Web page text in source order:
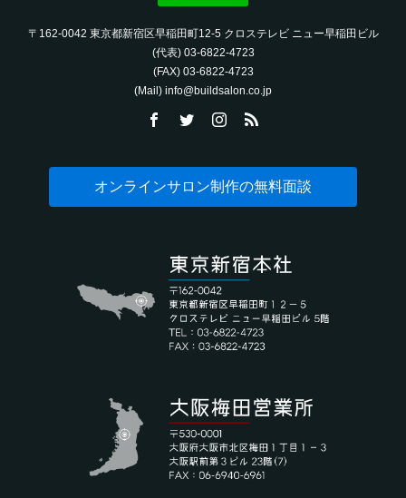
〒162-0042 東京都新宿区早稲田町12-5 クロステレビ ニュー早稲田ビル
(代表) 03-6822-4723‬
(FAX) 03-6822-4723‬
(Mail) info@buildsalon.co.jp
オンラインサロン制作の無料面談